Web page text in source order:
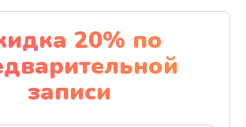
Заказать
Замена стекла
990 руб.
Заказать
20% по
записи